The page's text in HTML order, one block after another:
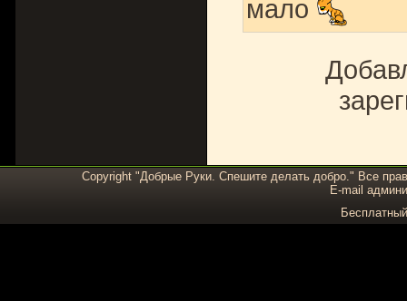
мало
Copyright "Добрые Руки. Спешите делать добро." Все
E-mail